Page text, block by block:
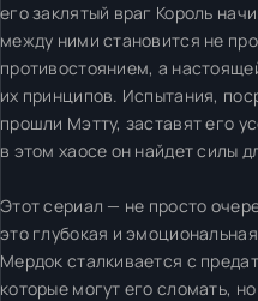
его заклятый враг Король
между ними становится не
противостоянием, а
их принципов. Испытания,
прошли Мэтту, заставят его
в этом хаосе он найдет силы
Этот сериал — не просто
это глубокая и
Мердок сталкивается с
которые могут его сломать,